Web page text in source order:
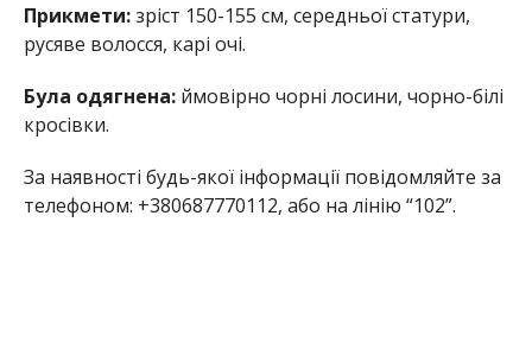
Прикмети:зріст 150-155 см, середньої статури,
русяве волосся, карі очі.
Була одягнена:ймовірно чорні лосини, чорно-білі
кросівки.
За наявності будь-якої інформації повідомляйте за
телефоном: +380687770112, або на лінію “102”.